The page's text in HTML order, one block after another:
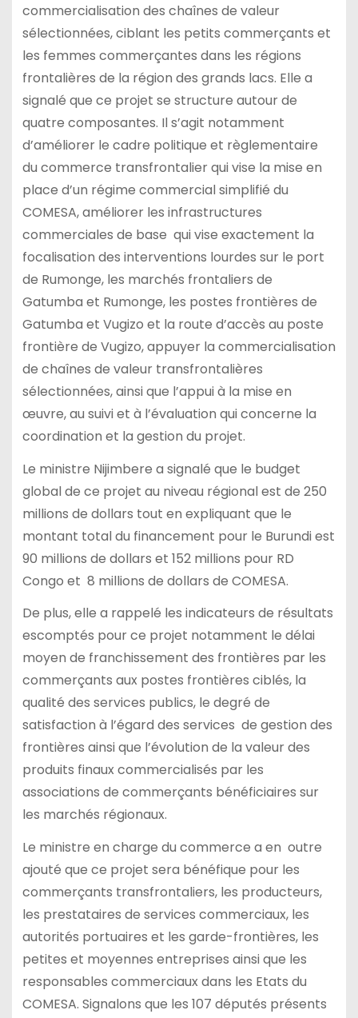
commercialisation des chaînes de valeur
sélectionnées, ciblant les petits commerçants et
les femmes commerçantes dans les régions
frontalières de la région des grands lacs. Elle a
signalé que ce projet se structure autour de
quatre composantes. Il s’agit notamment
d’améliorer le cadre politique et règlementaire
du commerce transfrontalier qui vise la mise en
place d’un régime commercial simplifié du
COMESA, améliorer les infrastructures
commerciales de base qui vise exactement la
focalisation des interventions lourdes sur le port
de Rumonge, les marchés frontaliers de
Gatumba et Rumonge, les postes frontières de
Gatumba et Vugizo et la route d’accès au poste
frontière de Vugizo, appuyer la commercialisation
de chaînes de valeur transfrontalières
sélectionnées, ainsi que l’appui à la mise en
œuvre, au suivi et à l’évaluation qui concerne la
coordination et la gestion du projet.
Le ministre Nijimbere a signalé que le budget
global de ce projet au niveau régional est de 250
millions de dollars tout en expliquant que le
montant total du financement pour le Burundi est
90 millions de dollars et 152 millions pour RD
Congo et 8 millions de dollars de COMESA.
De plus, elle a rappelé les indicateurs de résultats
escomptés pour ce projet notamment le délai
moyen de franchissement des frontières par les
commerçants aux postes frontières ciblés, la
qualité des services publics, le degré de
satisfaction à l’égard des services de gestion des
frontières ainsi que l’évolution de la valeur des
produits finaux commercialisés par les
associations de commerçants bénéficiaires sur
les marchés régionaux.
Le ministre en charge du commerce a en outre
ajouté que ce projet sera bénéfique pour les
commerçants transfrontaliers, les producteurs,
les prestataires de services commerciaux, les
autorités portuaires et les garde-frontières, les
petites et moyennes entreprises ainsi que les
responsables commerciaux dans les Etats du
COMESA. Signalons que les 107 députés présents